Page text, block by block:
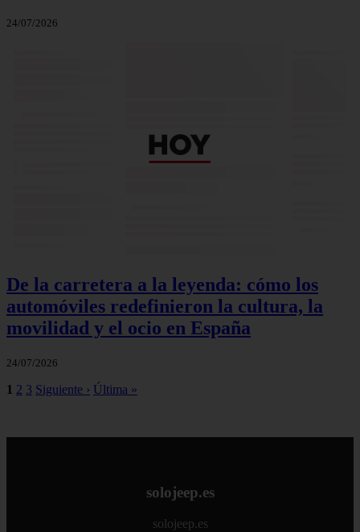
24/07/2026
De la carretera a la leyenda: cómo los
automóviles redefinieron la cultura, la
movilidad y el ocio en España
24/07/2026
1 2 3 Siguiente › Última »
solojeep.es
solojeep.es